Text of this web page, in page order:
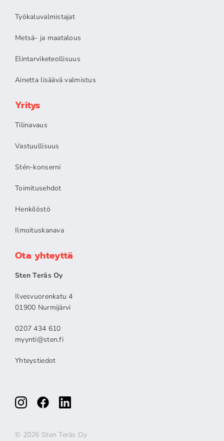
Työkaluvalmistajat
Metsä- ja maatalous
Elintarviketeollisuus
Ainetta lisäävä valmistus
Yritys
Tilinavaus
Vastuullisuus
Stén-konserni
Toimitusehdot
Henkilöstö
Ilmoituskanava
Ota yhteyttä
Sten Teräs Oy
Ilvesvuorenkatu 4
01900 Nurmijärvi
0207 434 610
myynti@sten.fi
Yhteystiedot
© 2026 Sten Teräs Oy